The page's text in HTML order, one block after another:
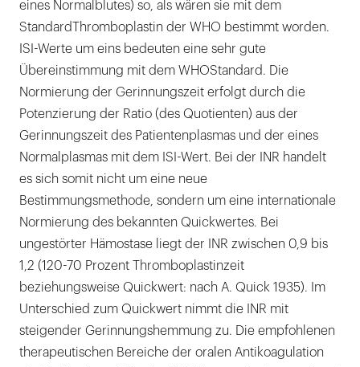
eines Normalblutes) so, als wären sie mit dem
StandardThromboplastin der WHO bestimmt worden.
ISI-Werte um eins bedeuten eine sehr gute
Übereinstimmung mit dem WHOStandard. Die
Normierung der Gerinnungszeit erfolgt durch die
Potenzierung der Ratio (des Quotienten) aus der
Gerinnungszeit des Patientenplasmas und der eines
Normalplasmas mit dem ISI-Wert. Bei der INR handelt
es sich somit nicht um eine neue
Bestimmungsmethode, sondern um eine internationale
Normierung des bekannten Quickwertes. Bei
ungestörter Hämostase liegt der INR zwischen 0,9 bis
1,2 (120-70 Prozent Thromboplastinzeit
beziehungsweise Quickwert: nach A. Quick 1935). Im
Unterschied zum Quickwert nimmt die INR mit
steigender Gerinnungshemmung zu. Die empfohlenen
therapeutischen Bereiche der oralen Antikoagulation